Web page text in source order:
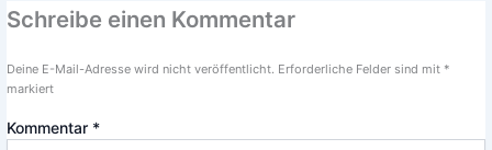
Schreibe einen Kommentar
Deine E-Mail-Adresse wird nicht veröffentlicht. Erforderliche Felder sind mit *
markiert
Kommentar *